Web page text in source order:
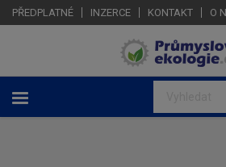
PŘEDPLATNÉ INZERCE KONTAKT O